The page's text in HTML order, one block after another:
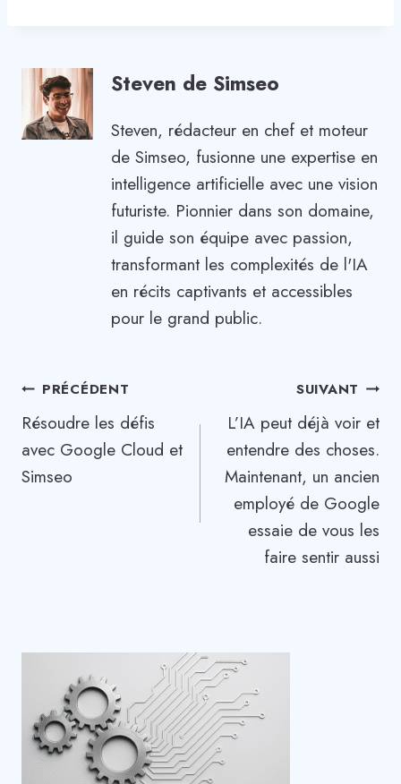
Steven de Simseo
Steven, rédacteur en chef et moteur
de Simseo, fusionne une expertise en
intelligence artificielle avec une vision
futuriste. Pionnier dans son domaine,
il guide son équipe avec passion,
transformant les complexités de l'IA
en récits captivants et accessibles
pour le grand public.
Navigation
de
l’article
PRÉCÉDENT
Résoudre les défis
avec Google Cloud et
Simseo
SUIVANT
L’IA peut déjà voir et
entendre des choses.
Maintenant, un ancien
employé de Google
essaie de vous les
faire sentir aussi